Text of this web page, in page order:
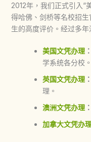
2012年，我们正式引入“
得哈佛、剑桥等名校招
生的高度评价。经过多年
美国文凭办理：
学系统各分校。
英国文凭办理：
理。
澳洲文凭办理：
加拿大文凭办